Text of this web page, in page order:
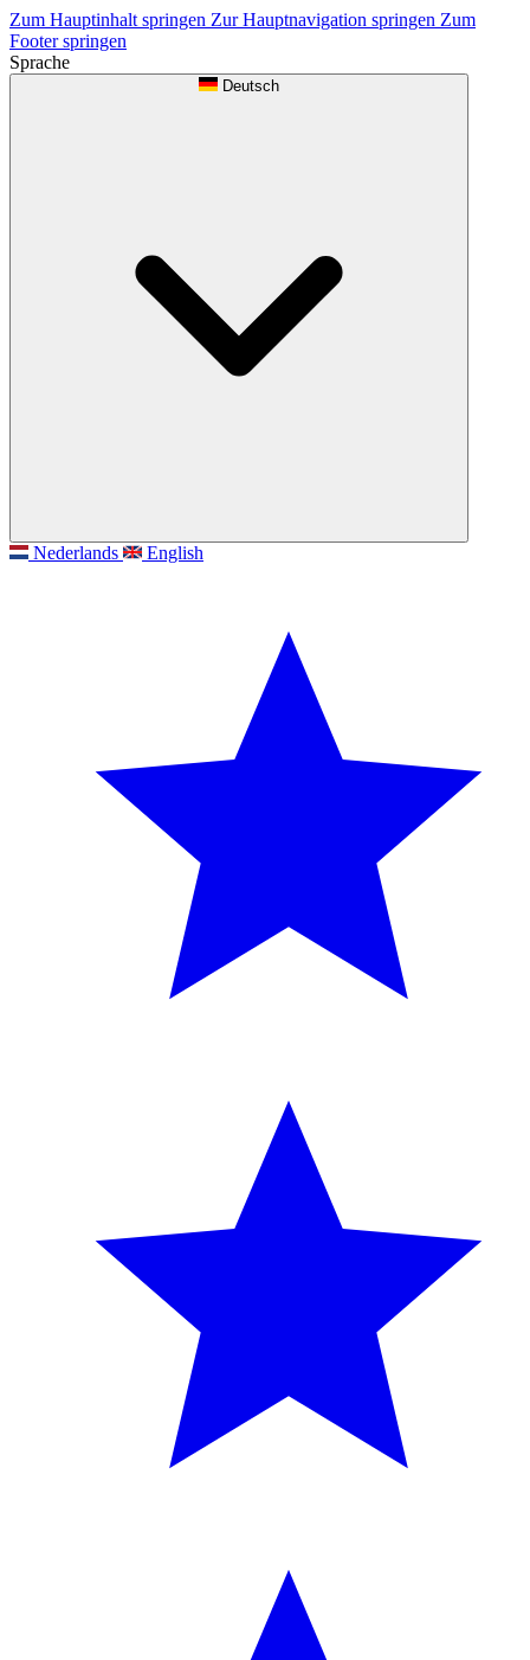
Zum Hauptinhalt springen Zur Hauptnavigation springen Zum
Footer springen
Sprache
Deutsch
Nederlands English